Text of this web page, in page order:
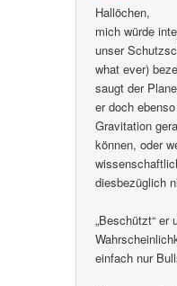
Hallöchen,
mich würde
unser
what ever)
saugt der
er doch
Gravitation
können, oder
diesbezüglich
„Beschützt“
einfach nur